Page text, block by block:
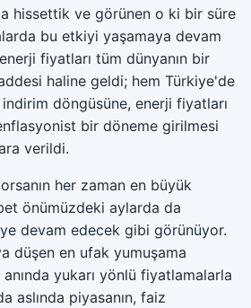
hissettik ve görünen o ki bir süre
bu etkiyi yaşamaya devam
fiyatları tüm dünyanın bir
haline geldi; hem Türkiye'de
döngüsüne, enerji fiyatları
bir döneme girilmesi
verildi.
her zaman en büyük
önümüzdeki aylarda da
devam edecek gibi görünüyor.
düşen en ufak yumuşama
yukarı yönlü fiyatlamalarla
aslında piyasanın, faiz